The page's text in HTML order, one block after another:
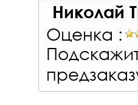
Николай
Оценка :